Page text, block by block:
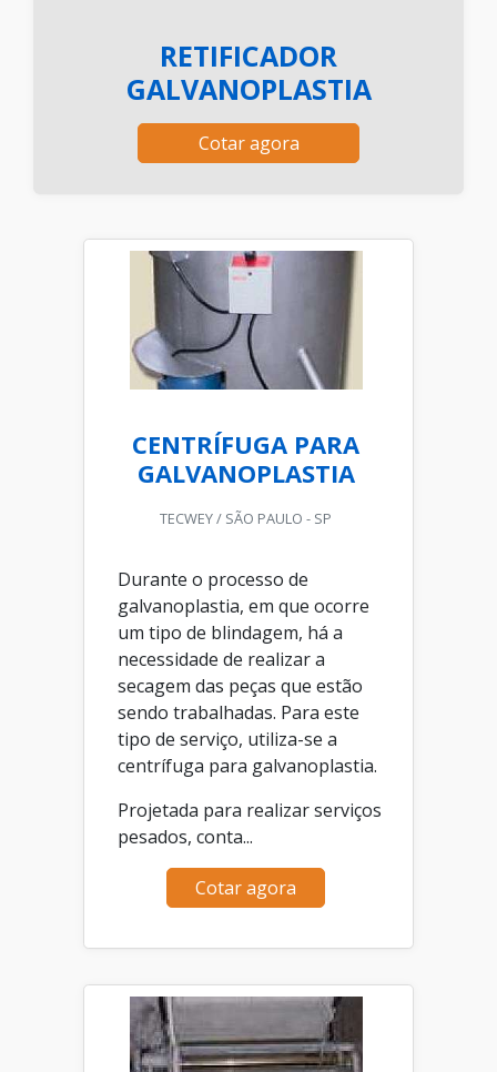
RETIFICADOR
GALVANOPLASTIA
Cotar agora
CENTRÍFUGA PARA
GALVANOPLASTIA
TECWEY / SÃO PAULO - SP
Durante o processo de
galvanoplastia, em que ocorre
um tipo de blindagem, há a
necessidade de realizar a
secagem das peças que estão
sendo trabalhadas. Para este
tipo de serviço, utiliza-se a
centrífuga para galvanoplastia.
Projetada para realizar serviços
pesados, conta...
Cotar agora